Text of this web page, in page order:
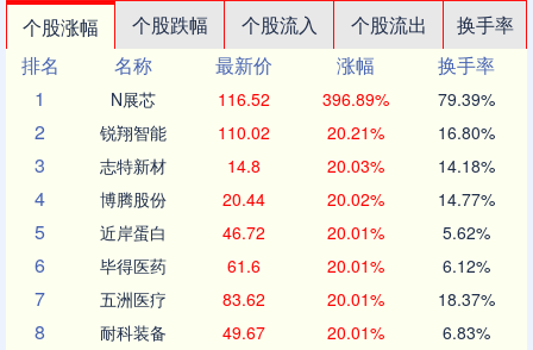
个股涨幅 个股跌幅 个股流入 个股流出
换手率
排名
名称 最新价 涨幅
换手率
1
N展芯 116.52 396.89% 79.39%
2 锐翔智能 110.02 20.21% 16.80%
3 志特新材 14.8 20.03% 14.18%
4 博腾股份 20.44 20.02% 14.77%
5 近岸蛋白 46.72 20.01% 5.62%
6 毕得医药 61.6 20.01% 6.12%
7 五洲医疗 83.62 20.01% 18.37%
8 耐科装备 49.67 20.01% 6.83%